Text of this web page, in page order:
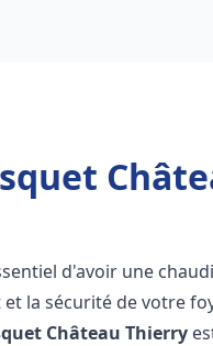
d'avoir une
la sécurité de votre
Château Thierry